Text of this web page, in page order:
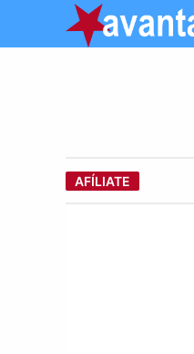
AFÍLIATE